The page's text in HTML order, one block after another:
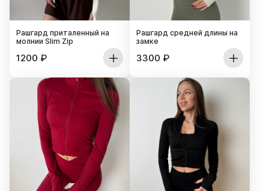
Рашгард приталенный на
молнии Slim Zip
1200 ₽
Рашгард средней длины на
замке
3300 ₽